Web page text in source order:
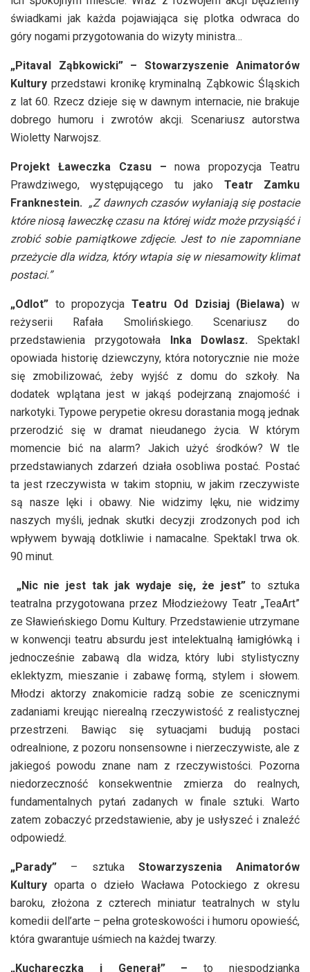
świadkami jak każda pojawiająca się plotka odwraca do
góry nogami przygotowania do wizyty ministra…
„Pitaval Ząbkowicki” – Stowarzyszenie Animatorów
Kulturyprzedstawi kronikę kryminalną Ząbkowic Śląskich
z lat 60. Rzecz dzieje się w dawnym internacie, nie brakuje
dobrego humoru i zwrotów akcji. Scenariusz autorstwa
Wioletty Narwojsz.
Projekt Ławeczka Czasu – nowa propozycja Teatru
Prawdziwego, występującego tu jako Teatr Zamku
Franknestein. „Z dawnych czasów wyłaniają się postacie
które niosą ławeczkę czasu na której widz może przysiąść i
zrobić sobie pamiątkowe zdjęcie. Jest to nie zapomniane
przeżycie dla widza, który wtapia się w niesamowity klimat
postaci.”
„Odlot” to propozycja Teatru Od Dzisiaj (Bielawa)w
reżyserii Rafała Smolińskiego. Scenariusz do
przedstawienia przygotowała Inka Dowlasz. Spektakl
opowiada historię dziewczyny, która notorycznie nie może
się zmobilizować, żeby wyjść z domu do szkoły. Na
dodatek wplątana jest w jakąś podejrzaną znajomość i
narkotyki. Typowe perypetie okresu dorastania mogą jednak
przerodzić się w dramat nieudanego życia. W którym
momencie bić na alarm? Jakich użyć środków? W tle
przedstawianych zdarzeń działa osobliwa postać. Postać
ta jest rzeczywista w takim stopniu, w jakim rzeczywiste
są nasze lęki i obawy. Nie widzimy lęku, nie widzimy
naszych myśli, jednak skutki decyzji zrodzonych pod ich
wpływem bywają dotkliwie i namacalne. Spektakl trwa ok.
90 minut.
„Nic nie jest tak jak wydaje się, że jest”to sztuka
teatralna przygotowana przez Młodzieżowy Teatr „TeaArt”
ze Sławieńskiego Domu Kultury. Przedstawienie utrzymane
w konwencji teatru absurdu jest intelektualną łamigłówką i
jednocześnie zabawą dla widza, który lubi stylistyczny
eklektyzm, mieszanie i zabawę formą, stylem i słowem.
Młodzi aktorzy znakomicie radzą sobie ze scenicznymi
zadaniami kreując nierealną rzeczywistość z realistycznej
przestrzeni. Bawiąc się sytuacjami budują postaci
odrealnione, z pozoru nonsensowne i nierzeczywiste, ale z
jakiegoś powodu znane nam z rzeczywistości. Pozorna
niedorzeczność konsekwentnie zmierza do realnych,
fundamentalnych pytań zadanych w finale sztuki. Warto
zatem zobaczyć przedstawienie, aby je usłyszeć i znaleźć
odpowiedź.
„Parady” – sztuka Stowarzyszenia Animatorów
Kultury oparta o dzieło Wacława Potockiego z okresu
baroku, złożona z czterech miniatur teatralnych w stylu
komedii dell’arte – pełna groteskowości i humoru opowieść,
która gwarantuje uśmiech na każdej twarzy.
„Kuchareczka i Generał” –to niespodzianka